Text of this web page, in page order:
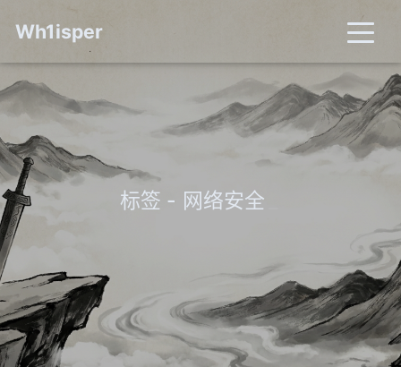
Wh1isper
标签 - 网络安全